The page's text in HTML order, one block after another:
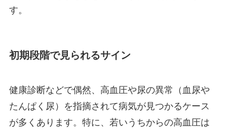
す。
初期段階で見られるサイン
健康診断などで偶然、高血圧や尿の異常（血尿や
たんぱく尿）を指摘されて病気が見つかるケース
が多くあります。特に、若いうちからの高血圧は